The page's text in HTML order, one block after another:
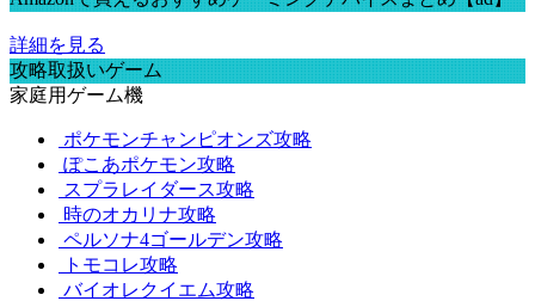
詳細を見る
攻略取扱いゲーム
家庭用ゲーム機
ポケモンチャンピオンズ攻略
ぽこあポケモン攻略
スプラレイダース攻略
時のオカリナ攻略
ペルソナ4ゴールデン攻略
トモコレ攻略
バイオレクイエム攻略